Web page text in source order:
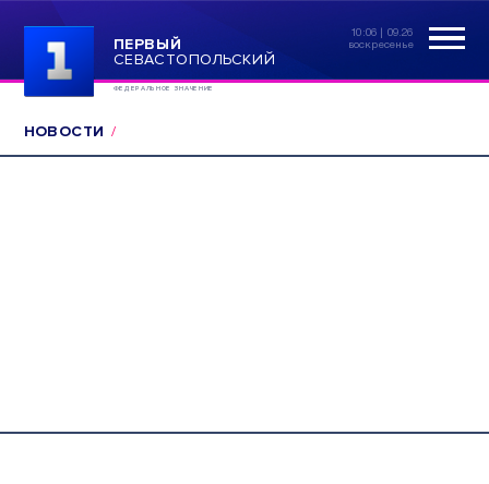
ПЕРВЫЙ
СЕВАСТОПОЛЬСКИЙ
ФЕДЕРАЛЬНОЕ ЗНАЧЕНИЕ
10:06 | 09.26
воскресенье
НОВОСТИ